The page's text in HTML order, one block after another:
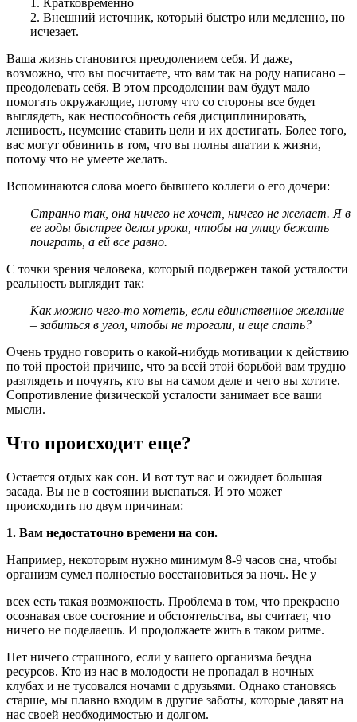
1. Кратковременно
2. Внешний источник, который быстро или медленно, но
исчезает.
Ваша жизнь становится преодолением себя. И даже,
возможно, что вы посчитаете, что вам так на роду написано –
преодолевать себя. В этом преодолении вам будут мало
помогать окружающие, потому что со стороны все будет
выглядеть, как неспособность себя дисциплинировать,
ленивость, неумение ставить цели и их достигать. Более того,
вас могут обвинить в том, что вы полны апатии к жизни,
потому что не умеете желать.
Вспоминаются слова моего бывшего коллеги о его дочери:
Странно так, она ничего не хочет, ничего не желает. Я в
ее годы быстрее делал уроки, чтобы на улицу бежать
поиграть, а ей все равно.
С точки зрения человека, который подвержен такой усталости
реальность выглядит так:
Как можно чего-то хотеть, если единственное желание
– забиться в угол, чтобы не трогали, и еще спать?
Очень трудно говорить о какой-нибудь мотивации к действию
по той простой причине, что за всей этой борьбой вам трудно
разглядеть и почуять, кто вы на самом деле и чего вы хотите.
Сопротивление физической усталости занимает все ваши
мысли.
Что происходит еще?
Остается отдых как сон. И вот тут вас и ожидает большая
засада. Вы не в состоянии выспаться. И это может
происходить по двум причинам:
1. Вам недостаточно времени на сон.
Например, некоторым нужно минимум 8-9 часов сна, чтобы
организм сумел полностью восстановиться за ночь. Не у
всех есть такая возможность. Проблема в том, что прекрасно
осознавая свое состояние и обстоятельства, вы считает, что
ничего не поделаешь. И продолжаете жить в таком ритме.
Нет ничего страшного, если у вашего организма бездна
ресурсов. Кто из нас в молодости не пропадал в ночных
клубах и не тусовался ночами с друзьями. Однако становясь
старше, мы плавно входим в другие заботы, которые давят на
нас своей необходимостью и долгом.